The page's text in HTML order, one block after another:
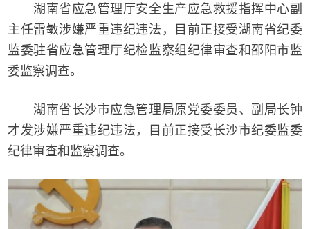
湖南省应急管理厅安全生产应急救援指挥中心副
主任雷敏涉嫌严重违纪违法，目前正接受湖南省纪委
监委驻省应急管理厅纪检监察组纪律审查和邵阳市监
委监察调查。
湖南省长沙市应急管理局原党委委员、副局长钟
才发涉嫌严重违纪违法，目前正接受长沙市纪委监委
纪律审查和监察调查。